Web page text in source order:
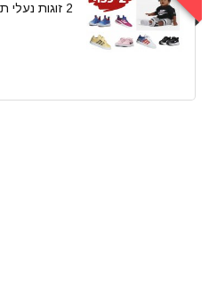
2 זוגות נעלי תינוקות ב 159 ₪ בלבד